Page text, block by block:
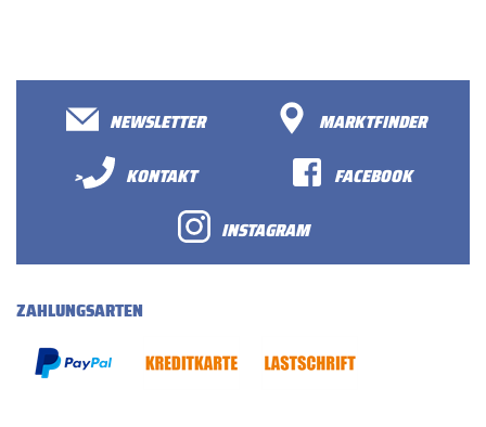
NEWSLETTER
MARKTFINDER
>
KONTAKT
FACEBOOK
INSTAGRAM
ZAHLUNGSARTEN